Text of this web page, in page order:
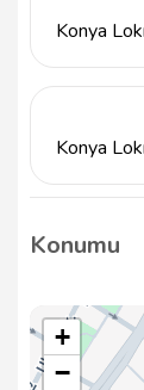
Konya
Konya
Evet,
Konumu
+
−